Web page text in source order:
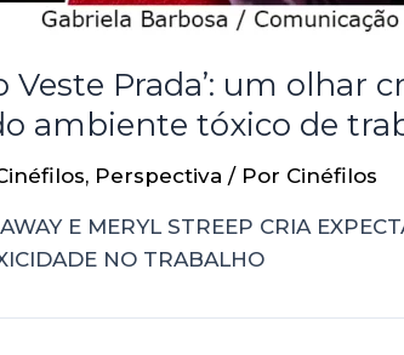
Veste Prada’: um
ambiente tóxico de
, Perspectiva / Por Cinéfilos
E MERYL STREEP CRIA
NO TRABALHO